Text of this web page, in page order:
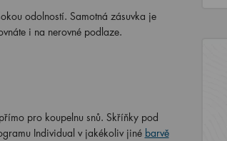
odolností. Samotná zásuvka je
i na nerovné podlaze.
pro koupelnu snů. Skříňky pod
Individual v jakékoliv jiné barvě